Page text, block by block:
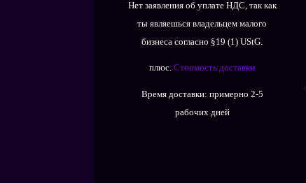
составляла
19,90 €.
Нет заявления об уплате НДС, так как
ты являешься владельцем малого
бизнеса согласно §19 (1) UStG.
плюс.Стоимость доставки
Время доставки: примерно 2-5
рабочих дней